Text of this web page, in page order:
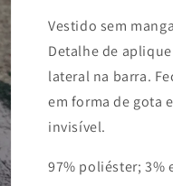
Vestido sem
Detalhe de
lateral na barra.
em forma de gota
invisível.
97% poliéster; 3%